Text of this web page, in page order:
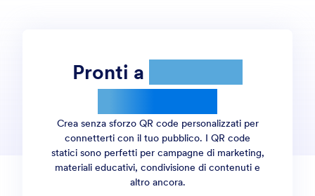
Pronti a
Crea senza sforzo QR code personalizzati per
connetterti con il tuo pubblico. I QR code
statici sono perfetti per campagne di marketing,
materiali educativi, condivisione di contenuti e
altro ancora.